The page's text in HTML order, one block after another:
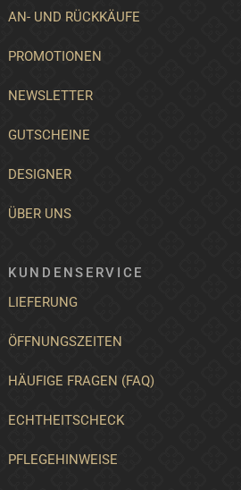
AN- UND RÜCKKÄUFE
PROMOTIONEN
NEWSLETTER
GUTSCHEINE
DESIGNER
ÜBER UNS
KUNDENSERVICE
LIEFERUNG
ÖFFNUNGSZEITEN
HÄUFIGE FRAGEN (FAQ)
ECHTHEITSCHECK
PFLEGEHINWEISE